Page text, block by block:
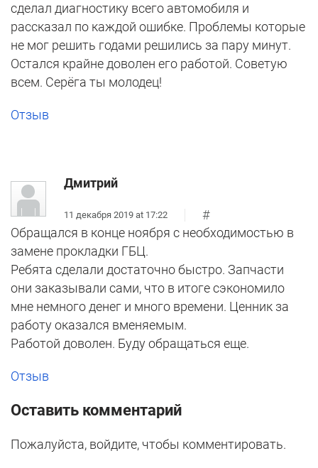
сделал диагностику всего автомобиля и
рассказал по каждой ошибке. Проблемы которые
не мог решить годами решились за пару минут.
Остался крайне доволен его работой. Советую
всем. Серёга ты молодец!
Отзыв
Дмитрий
11 декабря 2019 at 17:22
#
Обращался в конце ноября с необходимостью в
замене прокладки ГБЦ.
Ребята сделали достаточно быстро. Запчасти
они заказывали сами, что в итоге сэкономило
мне немного денег и много времени. Ценник за
работу оказался вменяемым.
Работой доволен. Буду обращаться еще.
Отзыв
Оставить комментарий
Пожалуйста, войдите, чтобы комментировать.